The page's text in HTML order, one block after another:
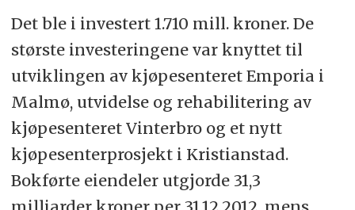
Det ble i investert 1.710 mill. kroner. De
største investeringene var knyttet til
utviklingen av kjøpesenteret Emporia i
Malmø, utvidelse og rehabilitering av
kjøpesenteret Vinterbro og et nytt
kjøpesenterprosjekt i Kristianstad.
Bokførte eiendeler utgjorde 31,3